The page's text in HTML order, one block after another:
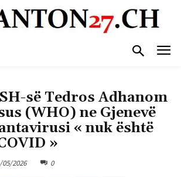
së Tedros Adhanom
(WHO) ne Gjenevë
« nuk është
»
05/2026 0